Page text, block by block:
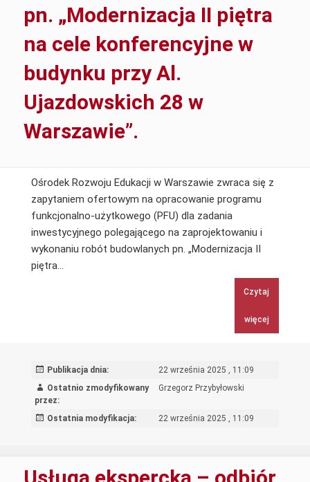
pn. „Modernizacja II piętra
na cele konferencyjne w
budynku przy Al.
Ujazdowskich 28 w
Warszawie”.
Ośrodek Rozwoju Edukacji w Warszawie zwraca się z
zapytaniem ofertowym na opracowanie programu
funkcjonalno-użytkowego (PFU) dla zadania
inwestycyjnego polegającego na zaprojektowaniu i
wykonaniu robót budowlanych pn. „Modernizacja II
piętra…
Czytaj
więcej
II
piętra
cele
Publikacja dnia:
22 września 2025 , 11:09
Ostatnio zmodyfikowany
przez:
Grzegorz Przybyłowski
Ostatnia modyfikacja: 22 września 2025 , 11:09